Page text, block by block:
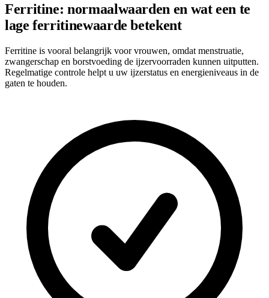
Ferritine: normaalwaarden en wat een te
lage ferritinewaarde betekent
Ferritine is vooral belangrijk voor vrouwen, omdat menstruatie,
zwangerschap en borstvoeding de ijzervoorraden kunnen uitputten.
Regelmatige controle helpt u uw ijzerstatus en energieniveaus in de
gaten te houden.